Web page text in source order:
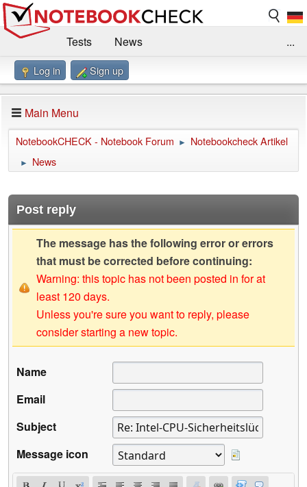
Tests
News
Benchmarks / Technik
Forum
Impressum
...
Log in Sign up
Main Menu
NotebookCHECK - Notebook Forum ► Notebookcheck Artikel
► News
Post reply
The message has the following error or errors
that must be corrected before continuing:
Warning: this topic has not been posted in for at
least 120 days.
Unless you're sure you want to reply, please
consider starting a new topic.
Name
Email
Subject
Message icon